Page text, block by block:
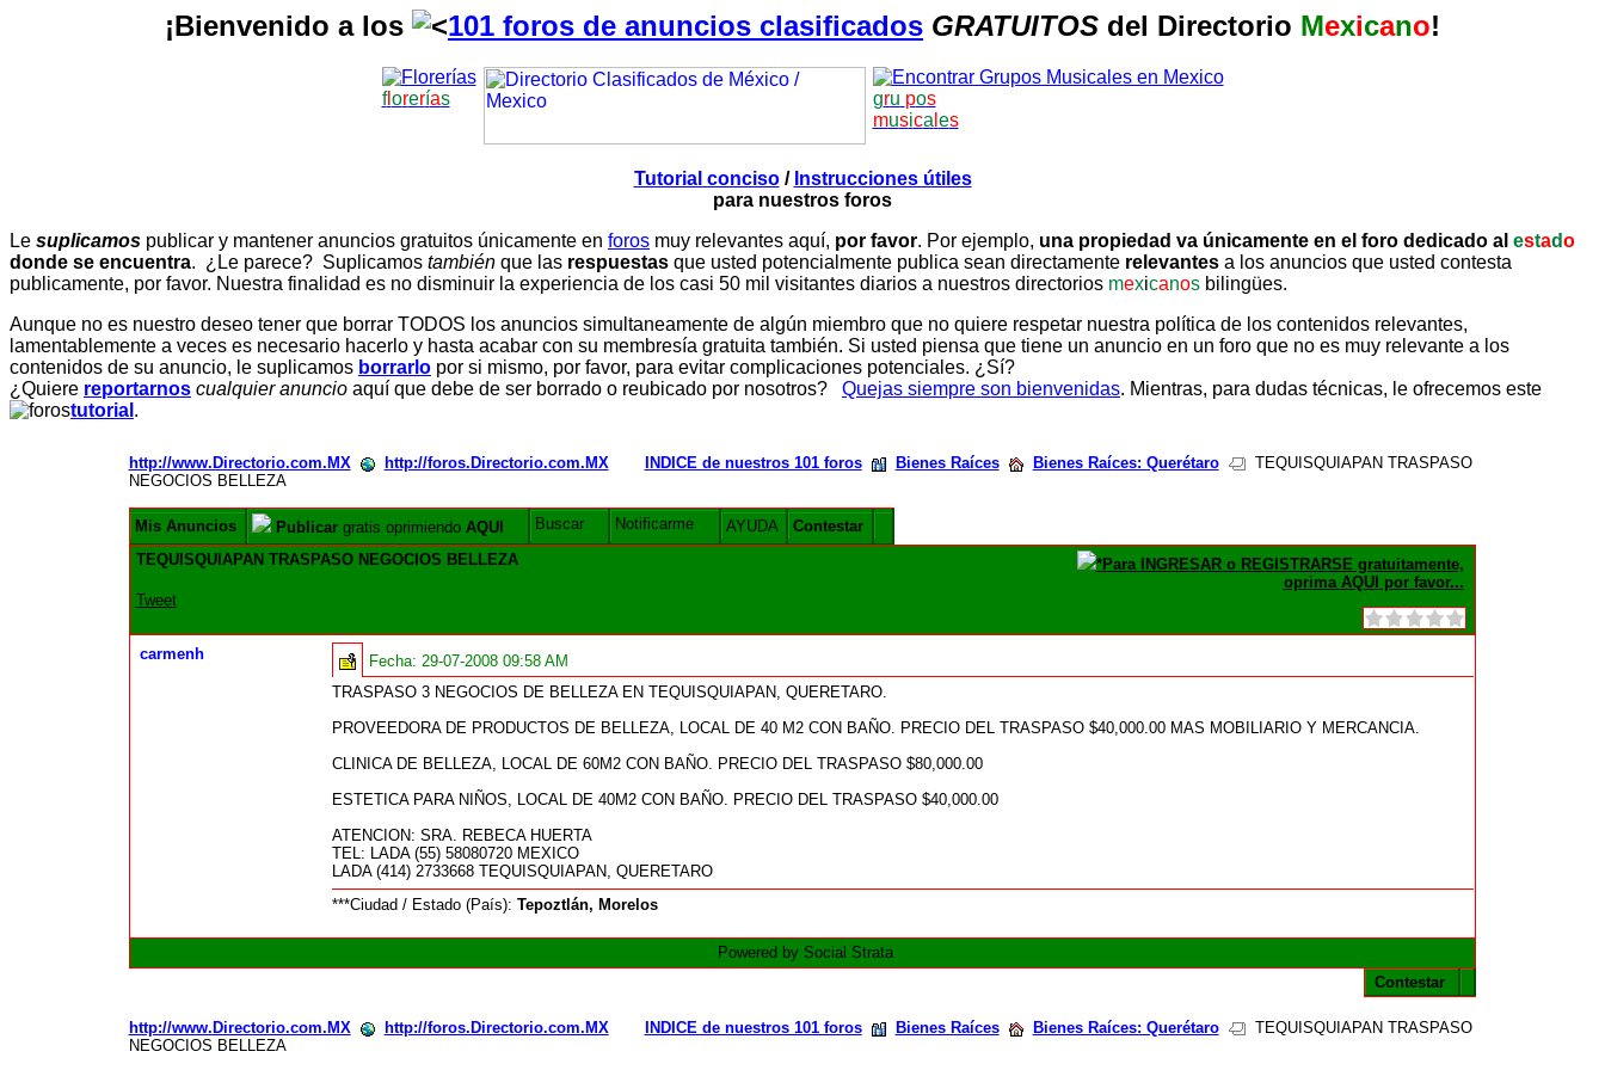
¡Bienvenido a los 101 foros de anuncios clasificados GRATUITOS del Directorio Mexicano!
florerías gru pos
musica es
Tutorial conciso/ Instrucciones útiles
para nuestros foros
Le suplicamos publicar y mantener anuncios gratuitos únicamente en foros muy relevantes aquí, por favor. Por ejemplo, una propiedad va únicamente en el foro dedicado al estado
donde se encuentra. ¿Le parece? Suplicamos también que las respuestas que usted potencialmente publica sean directamente relevantes a los anuncios que usted contesta
publicamente, por favor. Nuestra finalidad es no disminuir la experiencia de los casi 50 mil visitantes diarios a nuestros directorios mexicanos bilingües.
Aunque no es nuestro deseo tener que borrar TODOS los anuncios simultaneamente de algún miembro que no quiere respetar nuestra política de los contenidos relevantes,
lamentablemente a veces es necesario hacerlo y hasta acabar con su membresía gratuita también. Si usted piensa que tiene un anuncio en un foro que no es muy relevante a los
contenidos de su anuncio, le suplicamos borrarlo por si mismo, por favor, para evitar complicaciones potenciales. ¿Sí?
¿Quiere reportarnos cualquier anuncio aquí que debe de ser borrado o reubicado por nosotros? Quejas siempre son bienvenidas. Mientras, para dudas técnicas, le ofrecemos este
tutorial .
http://www.Directorio.com.MX http://foros.Directorio.com.MX INDICE de nuestros 101 foros Bienes Raíces Bienes Raíces: Querétaro
TEQUISQUIAPAN TRASPASO
NEGOCIOS BELLEZA
Mis Anuncios Publicargratis oprimiendo AQUI Buscar Notificarme AYUDA
Contestar
TEQUISQUIAPAN TRASPASO NEGOCIOS BELLEZA
Tweet
*Para INGRESAR o REGISTRARSE gratuitamente,
oprima AQUI por favor...
carmenh Fecha: 29-07-2008 09:58 AM
TRASPASO 3 NEGOCIOS DE BELLEZA EN TEQUISQUIAPAN, QUERETARO.
PROVEEDORA DE PRODUCTOS DE BELLEZA, LOCAL DE 40 M2 CON BAÑO. PRECIO DEL TRASPASO $40,000.00 MAS MOBILIARIO Y MERCANCIA.
CLINICA DE BELLEZA, LOCAL DE 60M2 CON BAÑO. PRECIO DEL TRASPASO $80,000.00
ESTETICA PARA NIÑOS, LOCAL DE 40M2 CON BAÑO. PRECIO DEL TRASPASO $40,000.00
ATENCION: SRA. REBECA HUERTA
TEL: LADA (55) 58080720 MEXICO
LADA (414) 2733668 TEQUISQUIAPAN, QUERETARO
***Ciudad / Estado (País): Tepoztlán, Morelos
Powered by Social Strata
Contestar
http://www.Directorio.com.MX http://foros.Directorio.com.MX INDICE de nuestros 101 foros Bienes Raíces Bienes Raíces: Querétaro
TEQUISQUIAPAN TRASPASO
NEGOCIOS BELLEZA